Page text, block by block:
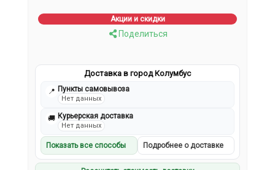
Акции и скидки
Поделиться
Доставка в город Колумбус
📍 Пункты самовывоза
Нет данных
🚚 Курьерская доставка
Нет данных
Показать все способы Подробнее о доставке